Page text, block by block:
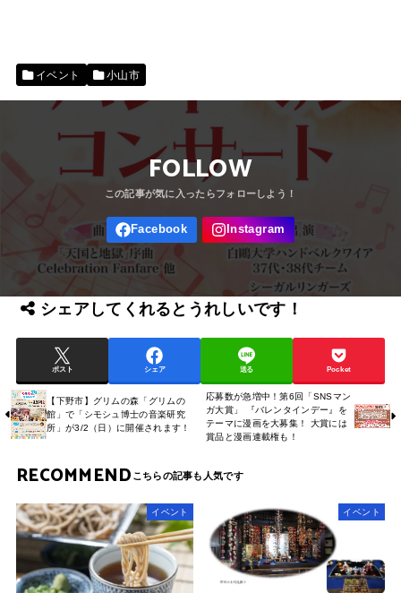
イベント 小山市
FOLLOW
シェアしてくれるとうれしいです！
ポスト シェア 送る Pocket
【下野市】グリムの森「グリムの
館」で「シモシュ博士の音楽研究
所」が3/2（日）に開催されます！
応募数が急増中！第6回「SNSマン
ガ大賞」 『バレンタインデー』を
テーマに漫画を大募集！ 大賞には
賞品と漫画連載権も！
RECOMMEND
イベント イベント